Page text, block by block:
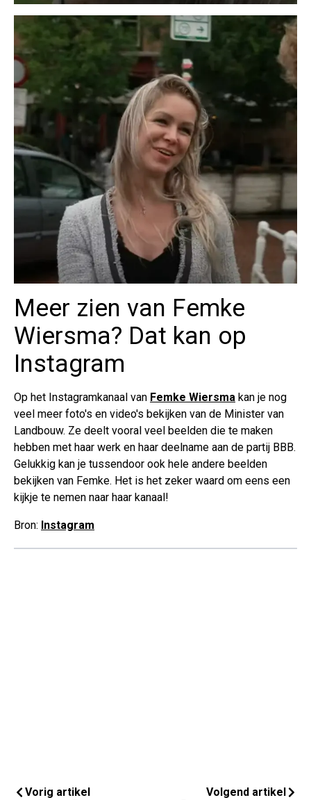
Meer zien van Femke
Wiersma? Dat kan op
Instagram
Op het Instagramkanaal van Femke Wiersma kan je nog
veel meer foto's en video's bekijken van de Minister van
Landbouw. Ze deelt vooral veel beelden die te maken
hebben met haar werk en haar deelname aan de partij BBB.
Gelukkig kan je tussendoor ook hele andere beelden
bekijken van Femke. Het is het zeker waard om eens een
kijkje te nemen naar haar kanaal!
Bron: Instagram
Vorig artikel
Volgend artikel